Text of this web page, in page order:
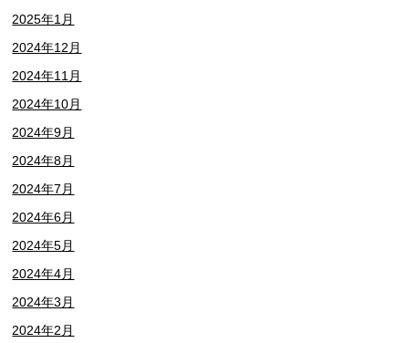
2025年1月
2024年12月
2024年11月
2024年10月
2024年9月
2024年8月
2024年7月
2024年6月
2024年5月
2024年4月
2024年3月
2024年2月